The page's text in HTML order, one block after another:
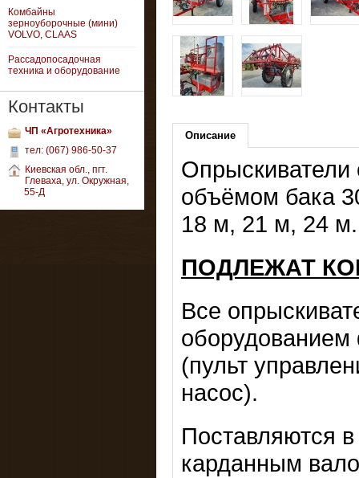
Комбайны
зерноуборочные (мини)
VOLVO, CLAAS
Рассадопосадочная
техника и оборудование
Контакты
ЧП «Агротехника»
тел: (067) 986-50-37
Киевская обл., пгт.
Глеваха, ул. Окружная,
55-Д
Описание
объёмом бака
18 м, 21 м, 24 м.
ПОДЛЕЖАТ
Все
(пульт
насос).
Поставляются
карданным